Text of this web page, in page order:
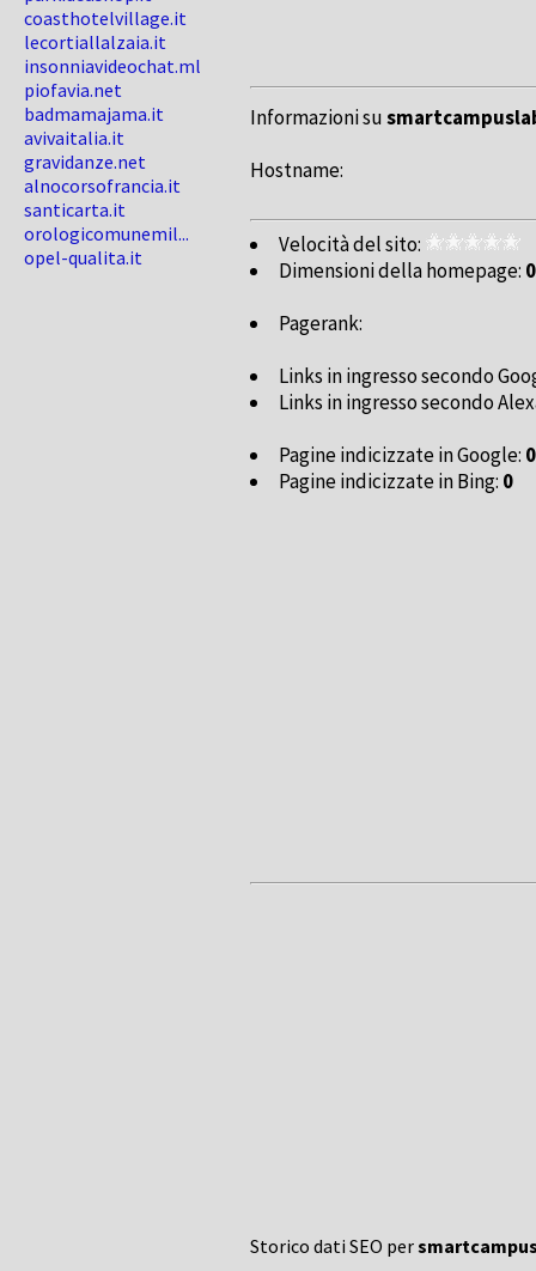
coasthotelvillage.it
lecortiallalzaia.it
insonniavideochat.ml
piofavia.net
badmamajama.it
avivaitalia.it
gravidanze.net
alnocorsofrancia.it
santicarta.it
orologicomunemil...
opel-qualita.it
Informazioni su
Hostname:
Velocità del sito:
Dimensioni della homepage: 0
Pagerank:
Links in ingresso secondo
Links in ingresso secondo
Pagine indicizzate in Google: 0
Pagine indicizzate in Bing: 0
Storico dati SEO per